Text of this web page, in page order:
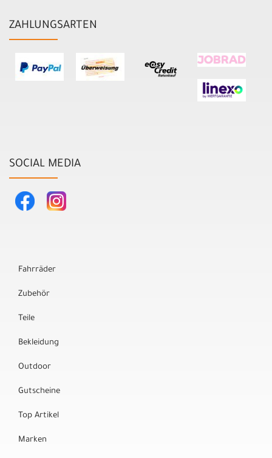
ZAHLUNGSARTEN
SOCIAL MEDIA
Fahrräder
Zubehör
Teile
Bekleidung
Outdoor
Gutscheine
Top Artikel
Marken